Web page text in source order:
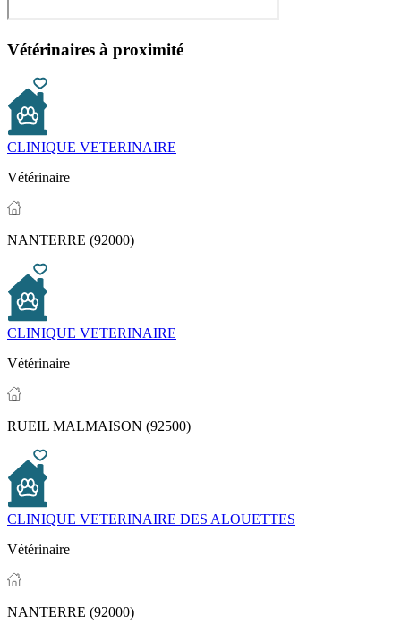
Vétérinaires à proximité
CLINIQUE VETERINAIRE
Vétérinaire
NANTERRE (92000)
CLINIQUE VETERINAIRE
Vétérinaire
RUEIL MALMAISON (92500)
CLINIQUE VETERINAIRE DES ALOUETTES
Vétérinaire
NANTERRE (92000)